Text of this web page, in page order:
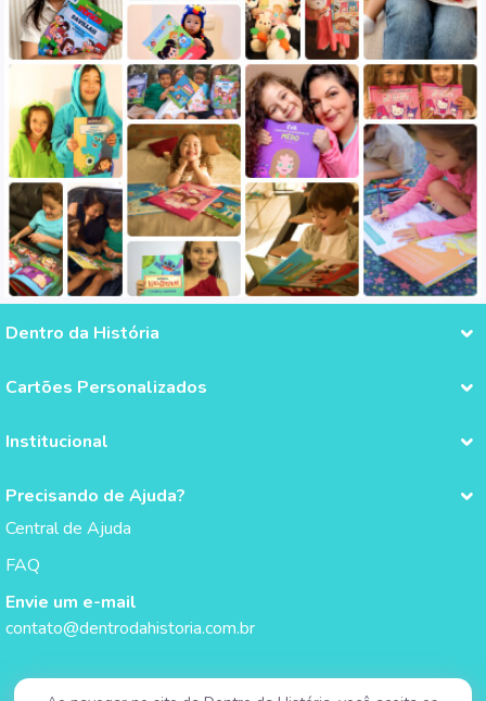
Dentro da História
Cartões Personalizados
Institucional
Precisando de Ajuda?
Central de Ajuda
FAQ
Envie um e-mail
contato@dentrodahistoria.com.br